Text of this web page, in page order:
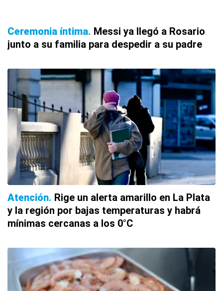
Ceremonia íntima Messi ya llegó a Rosario
junto a su familia para despedir a su padre
Atención Rige un alerta amarillo en La Plata
y la región por bajas temperaturas y habrá
mínimas cercanas a los 0°C